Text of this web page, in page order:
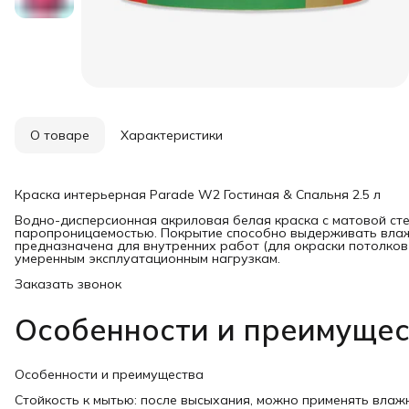
О товаре Характеристики
Краска интерьерная Parade W2 Гостиная & Спальня 2.5 л
Водно-дисперсионная акриловая белая краска с матовой
паропроницаемостью. Покрытие способно выдерживать
предназначена для внутренних работ (для окраски
умеренным эксплуатационным нагрузкам.
Заказать звонок
Особенности и
Особенности и преимущества
Стойкость к мытью: после высыхания, можно применять